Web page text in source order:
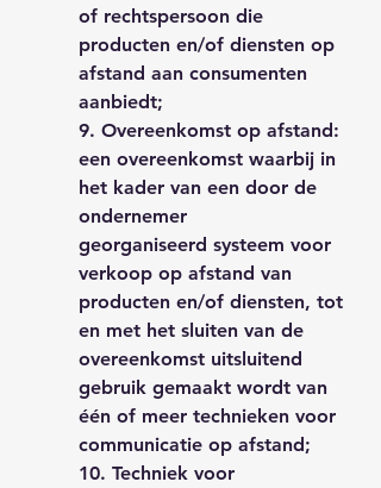
of rechtspersoon die
producten en/of diensten op
afstand aan consumenten
aanbiedt;
9. Overeenkomst op afstand:
een overeenkomst waarbij in
het kader van een door de
ondernemer
georganiseerd systeem voor
verkoop op afstand van
producten en/of diensten, tot
en met het sluiten van de
overeenkomst uitsluitend
gebruik gemaakt wordt van
één of meer technieken voor
communicatie op afstand;
10. Techniek voor